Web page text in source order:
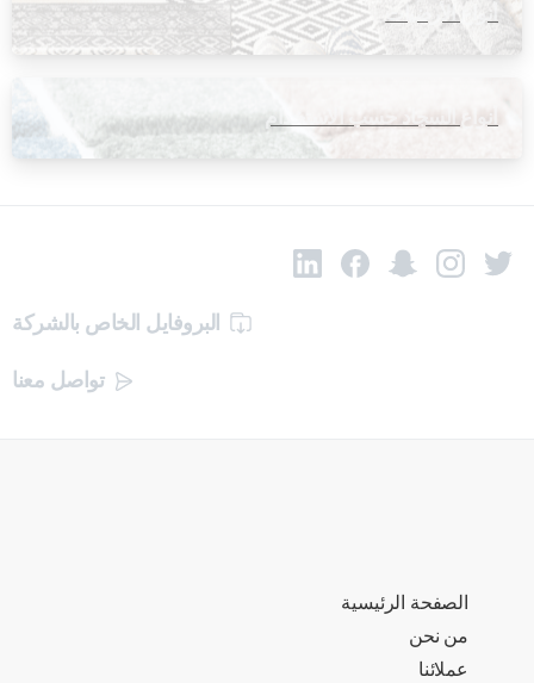
أنواع الأرضيات
أنواع السجاد حسب الاستخدام
البروفايل الخاص بالشركة
تواصل معنا
الصفحة الرئيسية
من نحن
عملائنا